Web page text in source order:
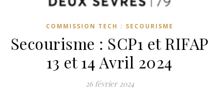
COMMISSION TECH : SECOURISME
Secourisme : SCP1 et RIFAP
13 et 14 Avril 2024
26 février 2024